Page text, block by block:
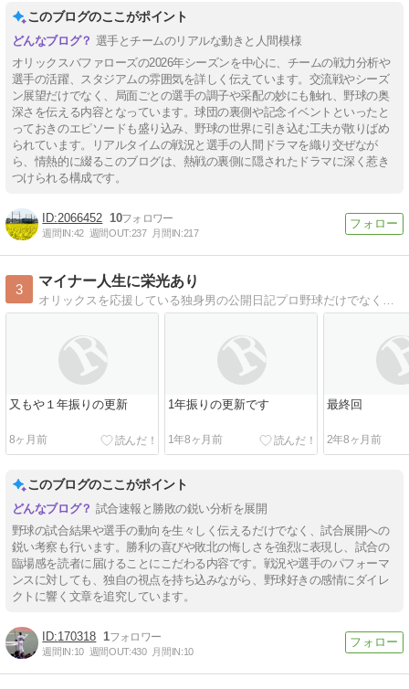
このブログのここがポイント
選手とチームのリアルな動きと人間模様
オリックスバファローズの2026年シーズンを中心に、チームの戦力分析や
選手の活躍、スタジアムの雰囲気を詳しく伝えています。交流戦やシーズ
ン展望だけでなく、局面ごとの選手の調子や采配の妙にも触れ、野球の奥
深さを伝える内容となっています。球団の裏側や記念イベントといったと
っておきのエピソードも盛り込み、野球の世界に引き込む工夫が散りばめ
られています。リアルタイムの戦況と選手の人間ドラマを織り交ぜなが
ら、情熱的に綴るこのブログは、熱戦の裏側に隠されたドラマに深く惹き
つけられる構成です。
2066452 10
週間IN:42 週間OUT:237 月間IN:217
3
マイナー人生に栄光あり
又もや１年振りの更新
8ヶ月前
1年振りの更新です
1年8ヶ月前
最終回
2年8ヶ月前
このブログのここがポイント
試合速報と勝敗の鋭い分析を展開
野球の試合結果や選手の動向を生々しく伝えるだけでなく、試合展開への
鋭い考察も行います。勝利の喜びや敗北の悔しさを強烈に表現し、試合の
臨場感を読者に届けることにこだわる内容です。戦況や選手のパフォーマ
ンスに対しても、独自の視点を持ち込みながら、野球好きの感情にダイレ
クトに響く文章を追究しています。
170318 1
週間IN:10 週間OUT:430 月間IN:10